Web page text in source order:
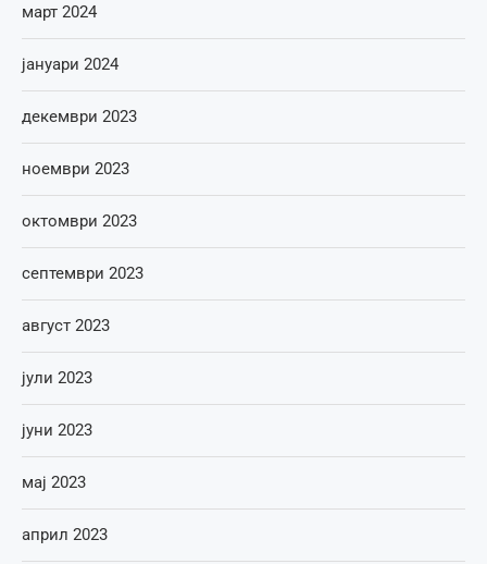
март 2024
јануари 2024
декември 2023
ноември 2023
октомври 2023
септември 2023
август 2023
јули 2023
јуни 2023
мај 2023
април 2023